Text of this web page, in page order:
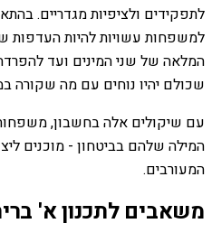
לתפקידים ולציפיות מגדריים.
למשפחות עשויות להיות העדפות
המלאה של שני המינים ועד להפרדה
שכולם יהיו נוחים עם מה שקורה
עם שיקולים אלה בחשבון, משפחות
המילה שלהם בביטחון - מוכנים
המעורבים.
משאבים לתכנון א'